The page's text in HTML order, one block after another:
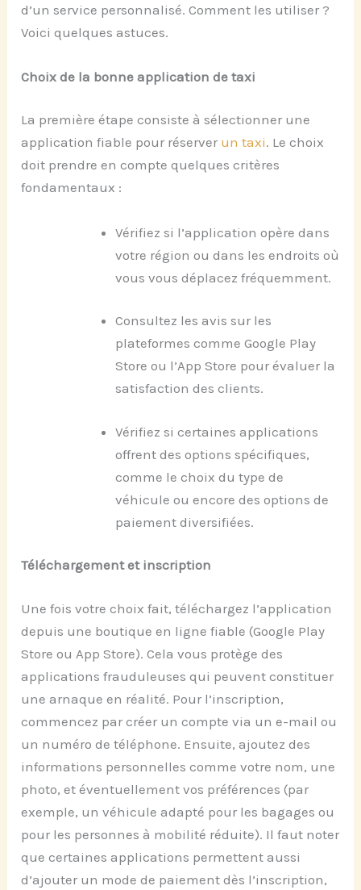
d’un service personnalisé. Comment les utiliser ?
Voici quelques astuces.
Choix de la bonne application de taxi
La première étape consiste à sélectionner une
application fiable pour réserver un taxi. Le choix
doit prendre en compte quelques critères
fondamentaux :
Vérifiez si l’application opère dans
votre région ou dans les endroits où
vous vous déplacez fréquemment.
Consultez les avis sur les
plateformes comme Google Play
Store ou l’App Store pour évaluer la
satisfaction des clients.
Vérifiez si certaines applications
offrent des options spécifiques,
comme le choix du type de
véhicule ou encore des options de
paiement diversifiées.
Téléchargement et inscription
Une fois votre choix fait, téléchargez l’application
depuis une boutique en ligne fiable (Google Play
Store ou App Store). Cela vous protège des
applications frauduleuses qui peuvent constituer
une arnaque en réalité. Pour l’inscription,
commencez par créer un compte via un e-mail ou
un numéro de téléphone. Ensuite, ajoutez des
informations personnelles comme votre nom, une
photo, et éventuellement vos préférences (par
exemple, un véhicule adapté pour les bagages ou
pour les personnes à mobilité réduite). Il faut noter
que certaines applications permettent aussi
d’ajouter un mode de paiement dès l’inscription,